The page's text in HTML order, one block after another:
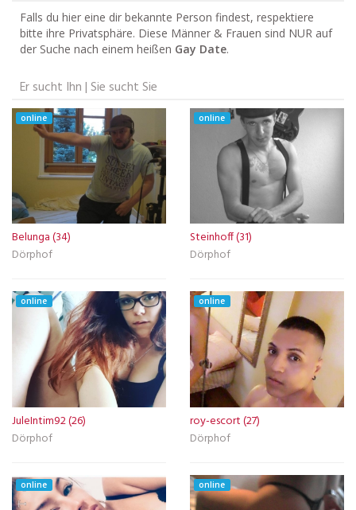
Falls du hier eine dir bekannte Person findest, respektiere
bitte ihre Privatsphäre. Diese Männer & Frauen sind NUR auf
der Suche nach einem heißen Gay Date.
Er sucht Ihn | Sie sucht Sie
online
Belunga (34)
Dörphof
online
Steinhoff (31)
Dörphof
online
JuleIntim92 (26)
Dörphof
online
roy-escort (27)
Dörphof
online online